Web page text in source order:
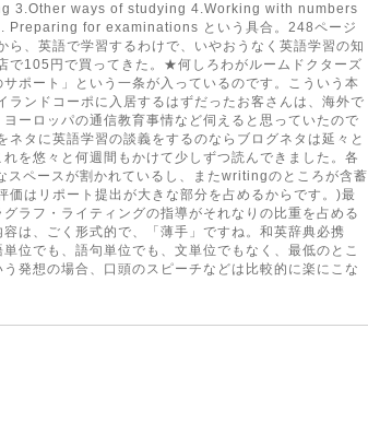
3.Other ways of studying 4.Working with numbers
for examinations という具合。248ページ
、英語で学習するわけで、いやおうなく英語学習の知
で105円で買ってきた。★何しろわがルームドクターズ
ポート」という一条が入っているのです。こういう本
ンドコーポに入居するはずだったお客さんは、海外で
ーロッパの通信教育事情など伺えると思っていたので
タに英語学習の談義をするのならブログネタは延々と
を悠々と何週間もかけて少しずつ読んできました。各
ペースが割かれているし、またwritingのところが含蓄
はリポート提出が大きな部分を占めるからです。)最
ラフ・ライティングの指導がそれなりの比重を占める
は、ごく形式的で、「薄手」ですね。和英辞典必携
位でも、語句単位でも、文単位でもなく、最低のとこ
発想の場合、口頭のスピーチなどは比較的に楽にこな